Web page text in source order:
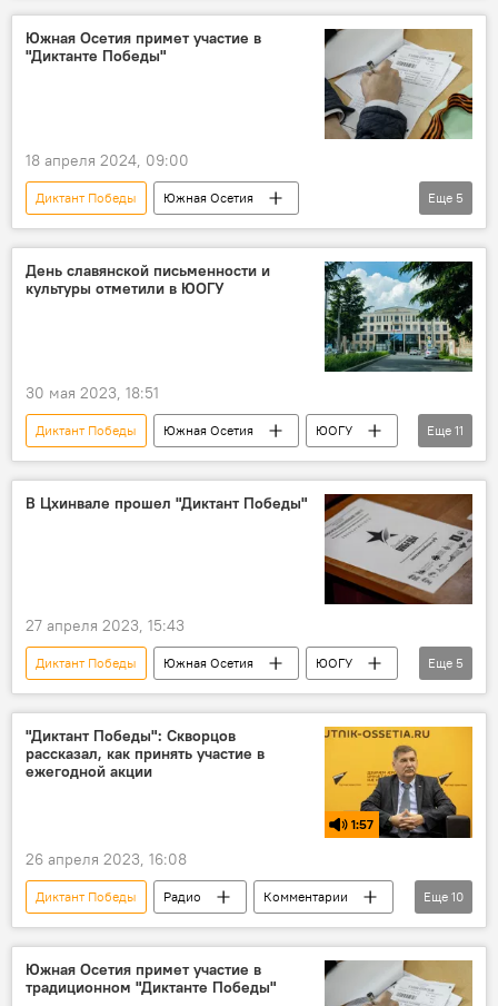
Южная Осетия примет участие в
"Диктанте Победы"
18 апреля 2024, 09:00
Диктант Победы
Южная Осетия
Новости
Цхинвал
Русский дом
Россотрудничество
ЮОГУ
Еще 5
День славянской письменности и
культуры отметили в ЮОГУ
30 мая 2023, 18:51
Диктант Победы Южная Осетия
ЮОГУ
славянская письменность
Марат Кулахметов
Посольство РФ в РЮО
Образование
Еще 11
В Цхинвале прошел "Диктант Победы"
27 апреля 2023, 15:43
Диктант Победы Южная Осетия
ЮОГУ
Цхинвал
Новости
Кавказ
Великая Отечественная война
Еще 5
"Диктант Победы": Скворцов
рассказал, как принять участие в
ежегодной акции
1:57
26 апреля 2023, 16:08
Диктант Победы Радио
Комментарии
Южная Осетия
Россотрудничество
Русский дом
Цхинвал
Образование
Культура
Еще 10
Южная Осетия примет участие в
традиционном "Диктанте Победы"